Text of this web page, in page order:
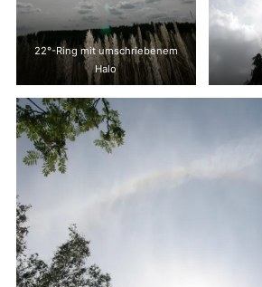
22°-Ring mit umschriebenem
Halo